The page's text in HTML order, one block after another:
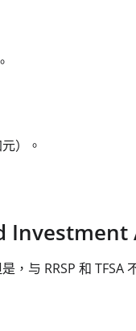
）。
Investment
与 RRSP 和 TFSA